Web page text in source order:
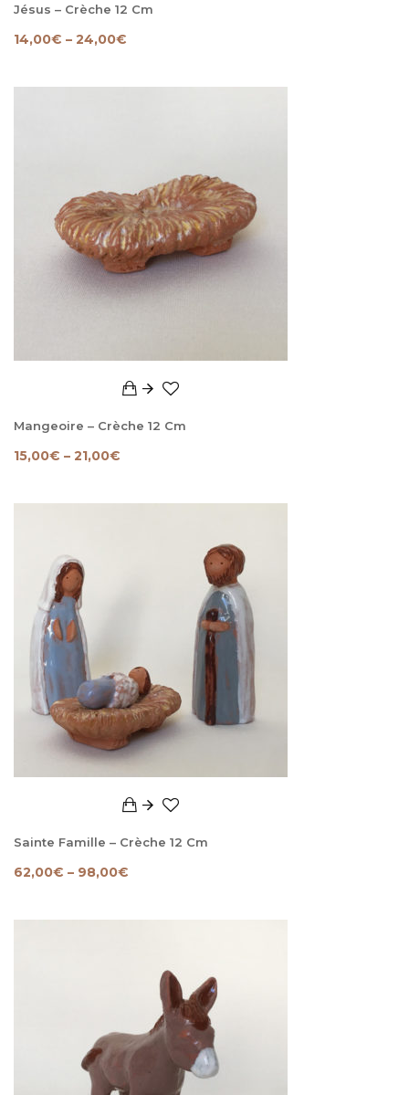
Jésus – Crèche 12 Cm
14,00€ – 24,00€
Mangeoire – Crèche 12 Cm
15,00€ – 21,00€
Sainte Famille – Crèche 12 Cm
62,00€ – 98,00€